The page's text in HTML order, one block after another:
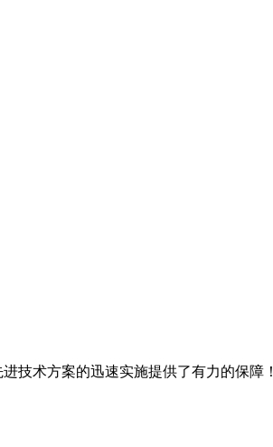
技术方案的迅速实施提供了有力的保障！